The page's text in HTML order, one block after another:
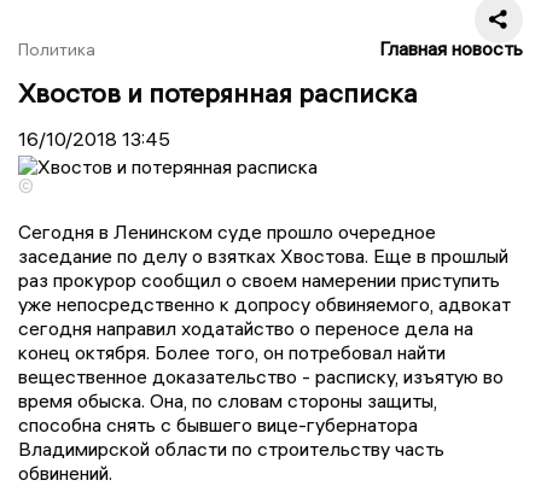
Политика Главная новость
Хвостов и потерянная расписка
16/10/2018 13:45
©
Сегодня в Ленинском суде прошло очередное
заседание по делу о взятках Хвостова. Еще в прошлый
раз прокурор сообщил о своем намерении приступить
уже непосредственно к допросу обвиняемого, адвокат
сегодня направил ходатайство о переносе дела на
конец октября. Более того, он потребовал найти
вещественное доказательство - расписку, изъятую во
время обыска. Она, по словам стороны защиты,
способна снять с бывшего вице-губернатора
Владимирской области по строительству часть
обвинений.